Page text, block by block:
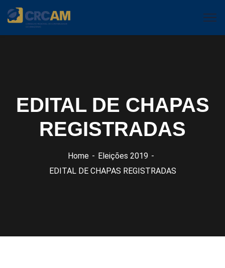
EDITAL DE CHAPAS
REGISTRADAS
Home
Eleições 2019
EDITAL DE CHAPAS REGISTRADAS